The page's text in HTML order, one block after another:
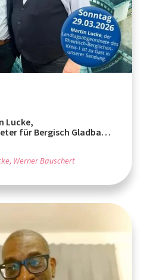
Lucke,
für Bergisch Gladbach
Werner Bauschert